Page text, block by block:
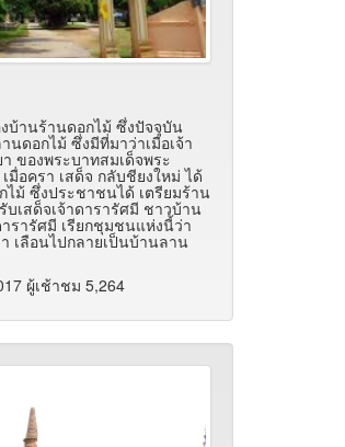
บ้านร้านดอกไม้ ซึ่งปัจจุบัน
ดอกไม้ ซึ่งมีที่มาว่าเมื่อเจ้า
ของพระบาทสมเด็จพระ
มื่อครา เสด็จ กลับชียงใหม่ ได้
ม้ ซึ่งประชาชนได้ เตรียมร้าน
บเสด็จเจ้าดารารัศมี ชาวบ้าน
รารัศมี เรียกชุมชนแห่งนี้ว่า
เลือนไปกลายเป็นบ้านลาน
ผู้เช้าชม 5,264